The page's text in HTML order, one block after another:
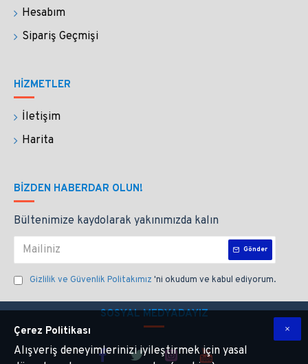
Faturanızı mailinize gönderiyoruz.
siparişinizi iade edebilir ya da değişim
isteyebilirsiniz.
ulaştığı gibi eksiksiz paketleyip göndermenizi
Kişiselleştirilmiş ürünlerde iade kabul etmiyoruz.
     Kristal camdan yaptığımız Penart Cam Kalemlerin
ışıltısını sayfalarınızda hissedeceksiniz.
Hesabım
Sipariş Geçmişi
HİZMETLER
İletişim
Harita
BIZDEN HABERDAR OLUN!
Bültenimize kaydolarak yakınımızda kalın
Gönder
Gizlilik ve Güvenlik Politakımız 'ni okudum ve kabul ediyorum.
SOSYAL MEDYADAYIZ
Çerez Politikası
Alışveriş deneyimlerinizi iyileştirmek için yasal